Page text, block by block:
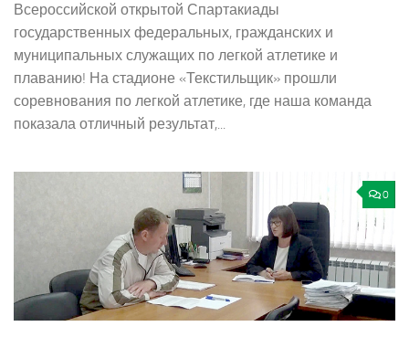
Всероссийской открытой Спартакиады
государственных федеральных, гражданских и
муниципальных служащих по легкой атлетике и
плаванию! На стадионе «Текстильщик» прошли
соревнования по легкой атлетике, где наша команда
показала отличный результат,...
0